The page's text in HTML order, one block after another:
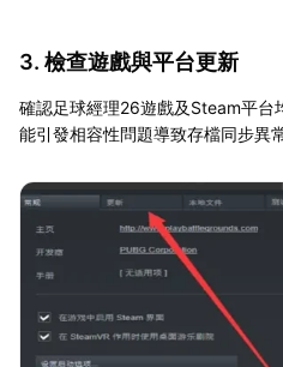
3. 檢查遊戲與平台更新
確認足球經理26遊戲及Steam平台
能引發相容性問題導致存檔同步異常